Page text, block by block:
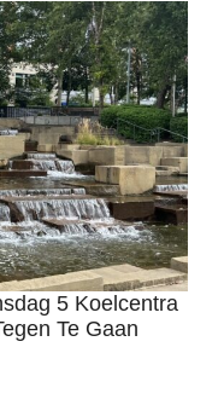
5 Koelcentra
Te Gaan